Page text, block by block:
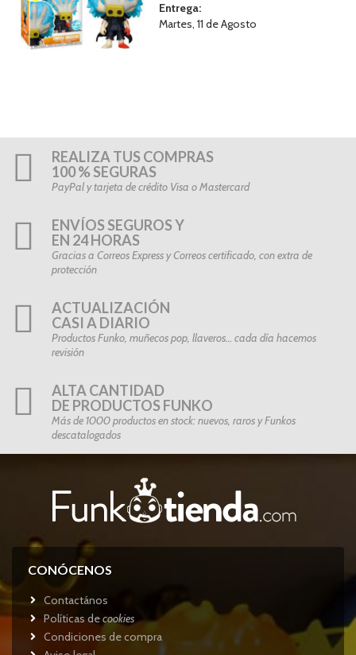
Entrega:
Martes, 11 de Agosto
REALIZA TUS COMPRAS
100 % SEGURAS
PayPal y tarjeta de crédito Visa o Mastercard
ENVÍOS SEGUROS Y
EN 24 HORAS
Gracias a Correos Express y Correos certificado, con extra de
protección
ACTUALIZACIÓN
CASI A DIARIO
Productos Funko, muñecos pop, llaveros… cada día hacemos
revisión
ALTA CANTIDAD
DE PRODUCTOS FUNKO
Más de 1000 productos en stock: nuevos, raros y Funkos
descatalogados
CONÓCENOS
Contactános
Políticas decookies
Condiciones de compra